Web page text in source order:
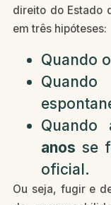
direito do Estado
em três hipóteses:
Quando
Quando
anos se
oficial.
Ou seja, fugir e